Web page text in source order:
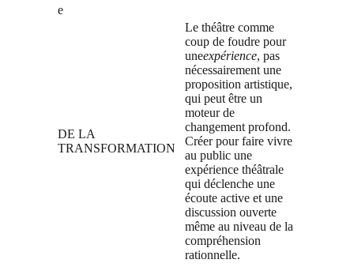
e
DE LA
TRANSFORMATION
Le théâtre comme
coup de foudre pour
uneexpérience, pas
nécessairement une
proposition artistique,
qui peut être un
moteur de
changement profond.
Créer pour faire vivre
au public une
expérience théâtrale
qui déclenche une
écoute active et une
discussion ouverte
même au niveau de la
compréhension
rationnelle.